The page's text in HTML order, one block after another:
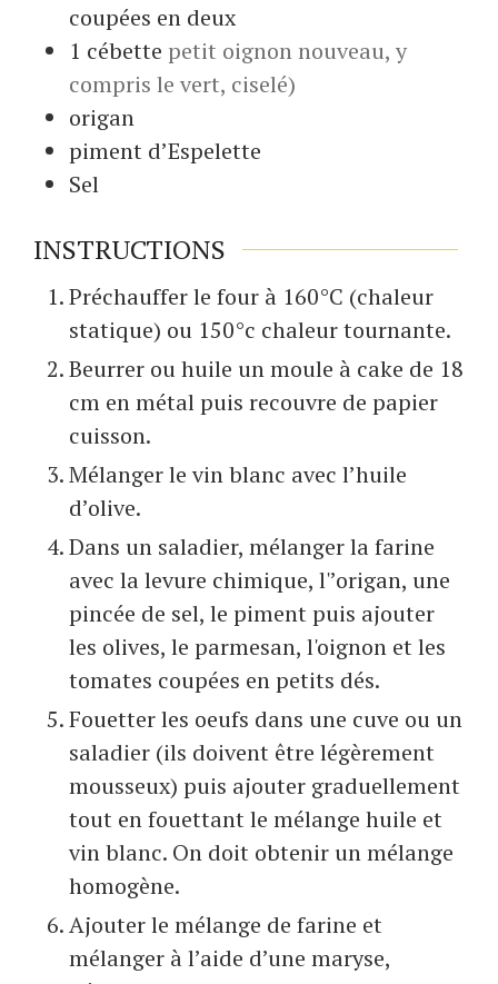
coupées en deux
1 cébette petit oignon nouveau, y
compris le vert, ciselé)
origan
piment d’Espelette
Sel
INSTRUCTIONS
Préchauffer le four à 160°C (chaleur
statique) ou 150°c chaleur tournante.
Beurrer ou huile un moule à cake de 18
cm en métal puis recouvre de papier
cuisson.
Mélanger le vin blanc avec l’huile
d’olive.
Dans un saladier, mélanger la farine
avec la levure chimique, l'’origan, une
pincée de sel, le piment puis ajouter
les olives, le parmesan, l'oignon et les
tomates coupées en petits dés.
Fouetter les oeufs dans une cuve ou un
saladier (ils doivent être légèrement
mousseux) puis ajouter graduellement
tout en fouettant le mélange huile et
vin blanc. On doit obtenir un mélange
homogène.
Ajouter le mélange de farine et
mélanger à l’aide d’une maryse,